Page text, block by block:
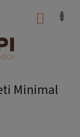
Minimal